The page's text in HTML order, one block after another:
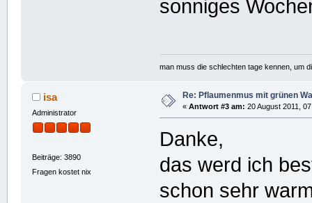
sonniges
man muss die schlechten tage kennen, um
isa
Administrator
Beiträge: 3890
Fragen kostet nix
Re: Pflaumenmus mit grünen
« Antwort #3 am: 20 August 2011,
Danke,
das werd ich
schon sehr